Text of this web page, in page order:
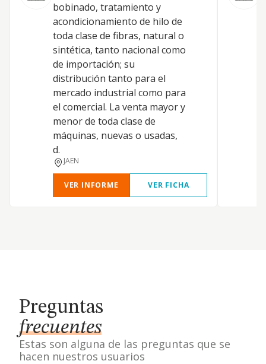
bobinado, tratamiento y
acondicionamiento de hilo de
toda clase de fibras, natural o
sintética, tanto nacional como
de importación; su
distribución tanto para el
mercado industrial como para
el comercial. La venta mayor y
menor de toda clase de
máquinas, nuevas o usadas,
d.
JAEN
VER INFORME VER FICHA
Preguntas
frecuentes
Estas son alguna de las preguntas que se
hacen nuestros usuarios